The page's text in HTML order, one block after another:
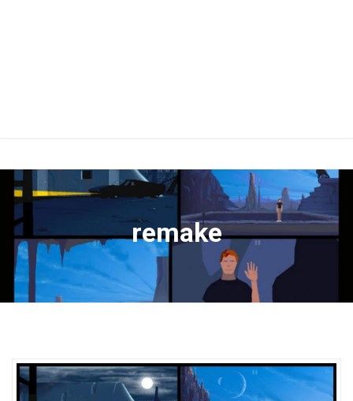
remake